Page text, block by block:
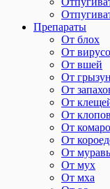
Препараты
От блох
От
От вшей
От
От
От
От клопов
От
От
От
От мух
От мха